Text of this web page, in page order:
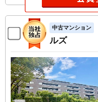
中古マンション
ルズ